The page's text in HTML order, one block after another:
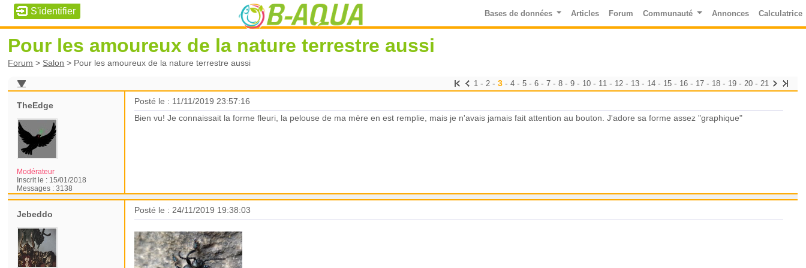
Bases de données Articles Forum Communauté Annonces Calculatrice
Pour les amoureux de la nature terrestre aussi
Forum > Salon > Pour les amoureux de la nature terrestre aussi
1 - 2 -3 -4 -5 -6 -7 -8 -9 - 10 - 11 - 12 - 13 - 14 - 15 - 16 - 17 - 18 - 19 - 20 - 21
TheEdge
Modérateur
Inscrit le : 15/01/2018
Messages :3138
Posté le : 11/11/2019 23:57:16
Bien vu! Je connaissait la forme fleuri, la pelouse de ma mère en est remplie, mais je n'avais jamais fait attention au bouton. J'adore sa forme assez "graphique"
Jebeddo Posté le : 24/11/2019 19:38:03